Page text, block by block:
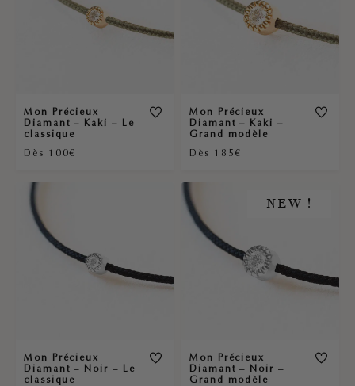
Mon Précieux
Diamant – Kaki – Le
classique
Dès 100€
Mon Précieux
Diamant – Kaki –
Grand modèle
Dès 185€
Mon Précieux
Diamant – Noir – Le
classique
NEW !
Mon Précieux
Diamant – Noir –
Grand modèle